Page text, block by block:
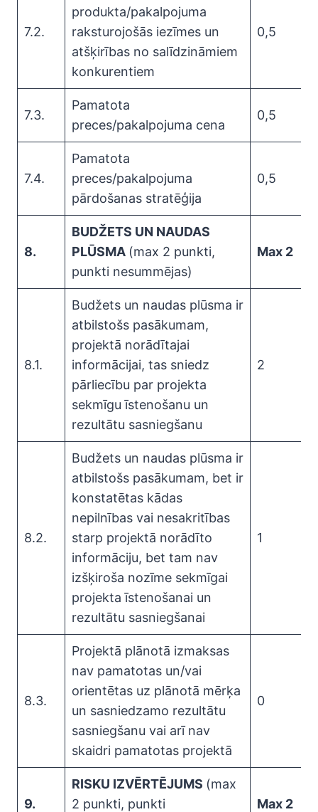
7.2.
produkta/pakalpojuma
raksturojošās iezīmes un
atšķirības no salīdzināmiem
konkurentiem
0,5
7.3.
Pamatota
preces/pakalpojuma cena
0,5
7.4.
Pamatota
preces/pakalpojuma
pārdošanas stratēģija
0,5
8.
BUDŽETS UN NAUDAS
PLŪSMA (max 2 punkti,
punkti nesummējas)
Max 2
8.1.
Budžets un naudas plūsma ir
atbilstošs pasākumam,
projektā norādītajai
informācijai, tas sniedz
pārliecību par projekta
sekmīgu īstenošanu un
rezultātu sasniegšanu
2
8.2.
Budžets un naudas plūsma ir
atbilstošs pasākumam, bet ir
konstatētas kādas
nepilnības vai nesakritības
starp projektā norādīto
informāciju, bet tam nav
izšķiroša nozīme sekmīgai
projekta īstenošanai un
rezultātu sasniegšanai
1
8.3.
Projektā plānotā izmaksas
nav pamatotas un/vai
orientētas uz plānotā mērķa
un sasniedzamo rezultātu
sasniegšanu vai arī nav
skaidri pamatotas projektā
0
9.
RISKU IZVĒRTĒJUMS (max
2 punkti, punkti
Max 2